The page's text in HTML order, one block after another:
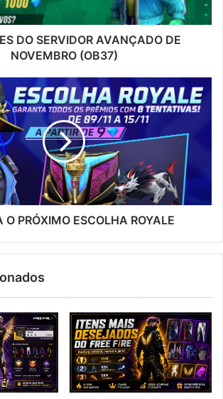
DO SERVIDOR AVANÇADO DE
NOVEMBRO (OB37)
O PRÓXIMO ESCOLHA ROYALE